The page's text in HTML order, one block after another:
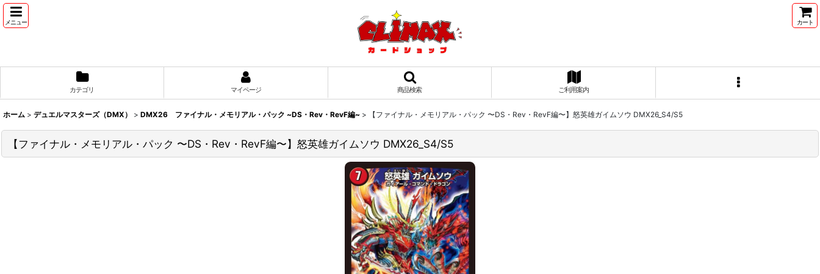
メニュー カート
カテゴリ マイページ 商品検索 ご利用案内
ホーム > デュエルマスターズ（DMX） > DMX26 ファイナル・メモリアル・パック ~DS・Rev・RevF編~ > 【ファイナル・メモリアル・パック 〜DS・Rev・RevF編〜】怒英雄ガイムソウ DMX26_S4/S5
【ファイナル・メモリアル・パック 〜DS・Rev・RevF編〜】怒英雄ガイムソウ DMX26_S4/S5